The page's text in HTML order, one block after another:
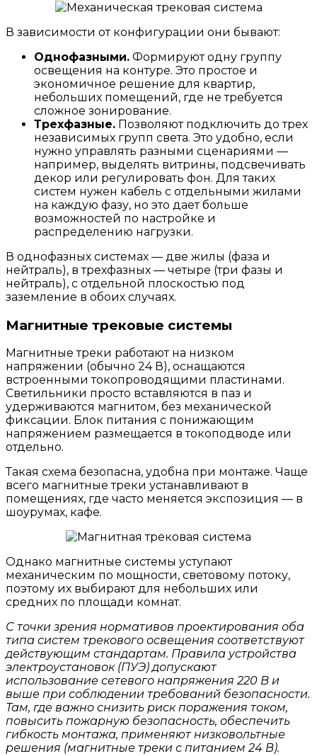
В зависимости от конфигурации они бывают:
Однофазными. Формируют одну группу
освещения на контуре. Это простое и
экономичное решение для квартир,
небольших помещений, где не требуется
сложное зонирование.
Трехфазные. Позволяют подключить до трех
независимых групп света. Это удобно, если
нужно управлять разными сценариями —
например, выделять витрины, подсвечивать
декор или регулировать фон. Для таких
систем нужен кабель с отдельными жилами
на каждую фазу, но это дает больше
возможностей по настройке и
распределению нагрузки.
В однофазных системах — две жилы (фаза и
нейтраль), в трехфазных — четыре (три фазы и
нейтраль), с отдельной плоскостью под
заземление в обоих случаях.
Магнитные трековые системы
Магнитные треки работают на низком
напряжении (обычно 24 В), оснащаются
встроенными токопроводящими пластинами.
Светильники просто вставляются в паз и
удерживаются магнитом, без механической
фиксации. Блок питания с понижающим
напряжением размещается в токоподводе или
отдельно.
Такая схема безопасна, удобна при монтаже. Чаще
всего магнитные треки устанавливают в
помещениях, где часто меняется экспозиция — в
шоурумах, кафе.
Однако магнитные системы уступают
механическим по мощности, световому потоку,
поэтому их выбирают для небольших или
средних по площади комнат.
С точки зрения нормативов проектирования оба
типа систем трекового освещения соответствуют
действующим стандартам. Правила устройства
электроустановок (ПУЭ) допускают
использование сетевого напряжения 220 В и
выше при соблюдении требований безопасности.
Там, где важно снизить риск поражения током,
повысить пожарную безопасность, обеспечить
гибкость монтажа, применяют низковольтные
решения (магнитные треки с питанием 24 В).